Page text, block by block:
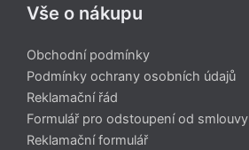
Vše o nákupu
Obchodní podmínky
Podmínky ochrany osobních údajů
Reklamační řád
Formulář pro odstoupení od smlouvy
Reklamační formulář